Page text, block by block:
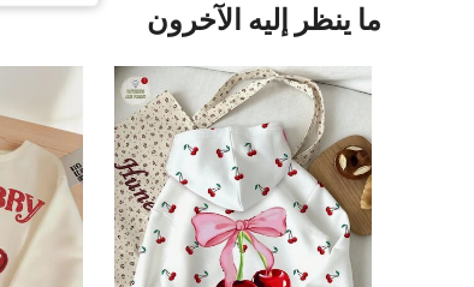
ما ينظر إليه الآخرون